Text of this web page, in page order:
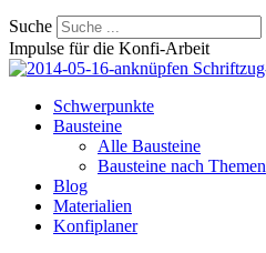
Suche
Impulse für die Konfi-Arbeit
Schwerpunkte
Bausteine
Alle Bausteine
Bausteine nach Themen
Blog
Materialien
Konfiplaner